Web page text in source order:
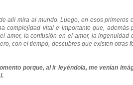
allí mira al mundo. Luego, en esos primeros
complejidad vital e importante que, además
amor, la confusión en el amor, la ingenuidad
con el tiempo, descubres que existen otras
porque, al ir leyéndola, me venían